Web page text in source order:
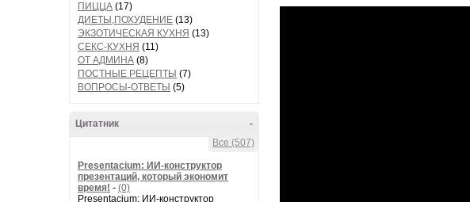
ПИЦЦА (17)
ДИЕТЫ,ПОХУДЕНИЕ (13)
ЭКЗОТИЧЕСКАЯ КУХНЯ (13)
СЕКС-КУХНЯ (11)
ОТ АДМИНА (8)
ПОСТНЫЕ РЕЦЕПТЫ (7)
ВОПРОСЫ-ОТВЕТЫ (5)
-
Цитатник
Все (507)
Presentacium: ИИ‑конструктор
презентаций, который экономит
время! - (0)
Presentacium: ИИ‑конструктор